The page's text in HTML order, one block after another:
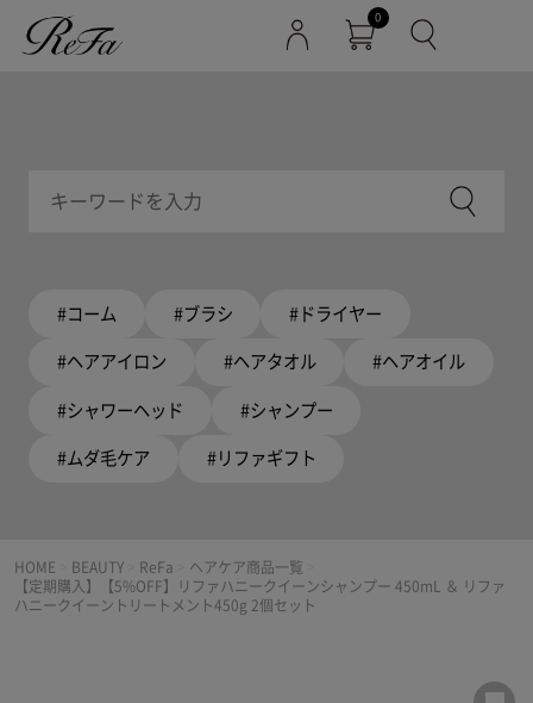
0
#コーム #ブラシ #ドライヤー
#ヘアアイロン #ヘアタオル #ヘアオイル
#シャワーヘッド #シャンプー
#ムダ毛ケア #リファギフト
HOME BEAUTY ReFa ヘアケア商品一覧
【定期購入】【5%OFF】リファハニークイーンシャンプー 450mL ＆ リファ
ハニークイーントリートメント450g 2個セット